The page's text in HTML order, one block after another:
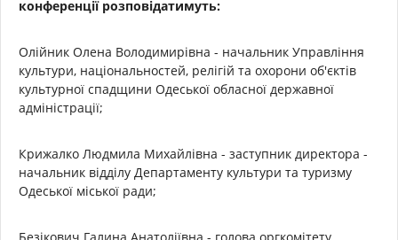
конференції розповідатимуть:
Олійник Олена Володимирівна - начальник Управління
культури, національностей, релігій та охорони об'єктів
культурної спадщини Одеської обласної державної
адміністрації;
Крижалко Людмила Михайлівна - заступник директора -
начальник відділу Департаменту культури та туризму
Одеської міської ради;
Безікович Галина Анатоліївна - голова оргкомітету